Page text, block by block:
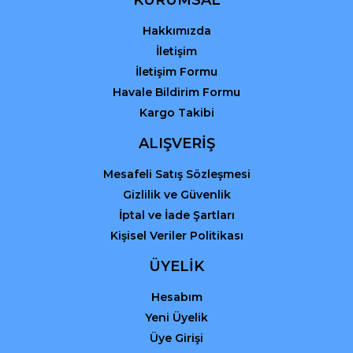
Gönder
Hakkımızda
İletişim
İletişim Formu
Havale Bildirim Formu
Kargo Takibi
ALIŞVERİŞ
Mesafeli Satış Sözleşmesi
Gizlilik ve Güvenlik
İptal ve İade Şartları
Kişisel Veriler Politikası
ÜYELİK
Hesabım
Yeni Üyelik
Üye Girişi